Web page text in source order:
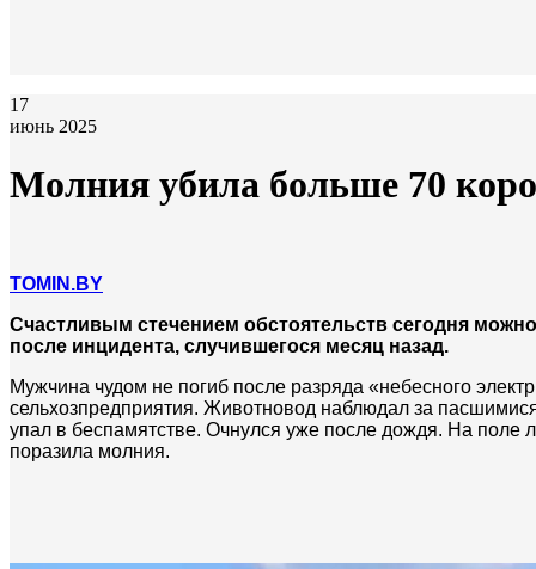
17
июнь 2025
Молния убила больше 70
TOMIN.BY
Счастливым стечением обстоятельств сегодня
после инцидента, случившегося месяц назад.
Мужчина чудом не погиб после разряда «небесного
сельхозпредприятия. Животновод наблюдал за
упал в беспамятстве. Очнулся уже после дождя. На поле
поразила молния.